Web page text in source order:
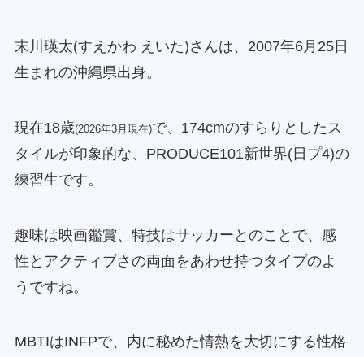
末川瑛太(すえかわ えいた)さんは、2007年6月25日
生まれの沖縄県出身。
現在18歳(2026年3月現在)で、174cmのすらりとしたス
タイルが印象的な、PRODUCE101新世界(日プ4)の
練習生です。
趣味は映画鑑賞、特技はサッカーとのことで、感
性とアクティブさの両面をあわせ持つタイプのよ
うですね。
MBTIはINFPで、内に秘めた情熱を大切にする性格